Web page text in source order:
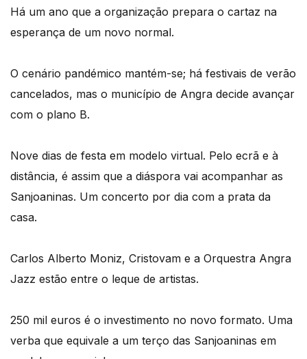
Há um ano que a organização prepara o cartaz na
esperança de um novo normal.
O cenário pandémico mantém-se; há festivais de verão
cancelados, mas o município de Angra decide avançar
com o plano B.
Nove dias de festa em modelo virtual. Pelo ecrã e à
distância, é assim que a diáspora vai acompanhar as
Sanjoaninas. Um concerto por dia com a prata da
casa.
Carlos Alberto Moniz, Cristovam e a Orquestra Angra
Jazz estão entre o leque de artistas.
250 mil euros é o investimento no novo formato. Uma
verba que equivale a um terço das Sanjoaninas em